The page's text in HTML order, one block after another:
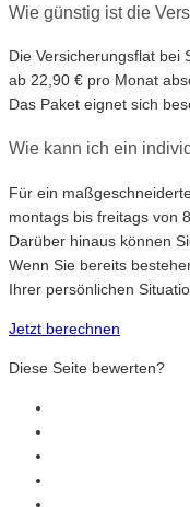
Wie günstig ist die
Die Versicherungsflat bei
ab 22,90 € pro Monat
Das Paket eignet sich
Wie kann ich ein
Für ein
montags bis freitags von
Darüber hinaus können
Wenn Sie bereits
Ihrer persönlichen
Jetzt berechnen
Diese Seite bewerten?